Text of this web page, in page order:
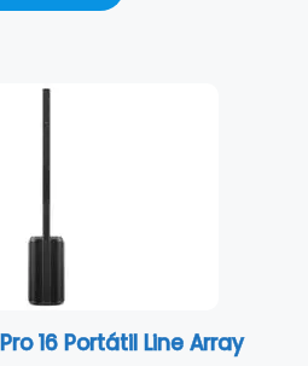
16 Portátil Line Array